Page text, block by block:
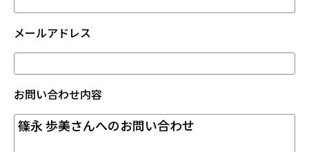
メールアドレス
お問い合わせ内容